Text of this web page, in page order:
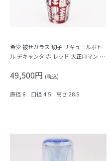
希少 被せガラス 切子 リキュールボト
ル デキャンタ 赤 レッド 大正ロマン モ
何学模様
49,500円 (税込)
直径 8 口径 4.5 高さ 28.5